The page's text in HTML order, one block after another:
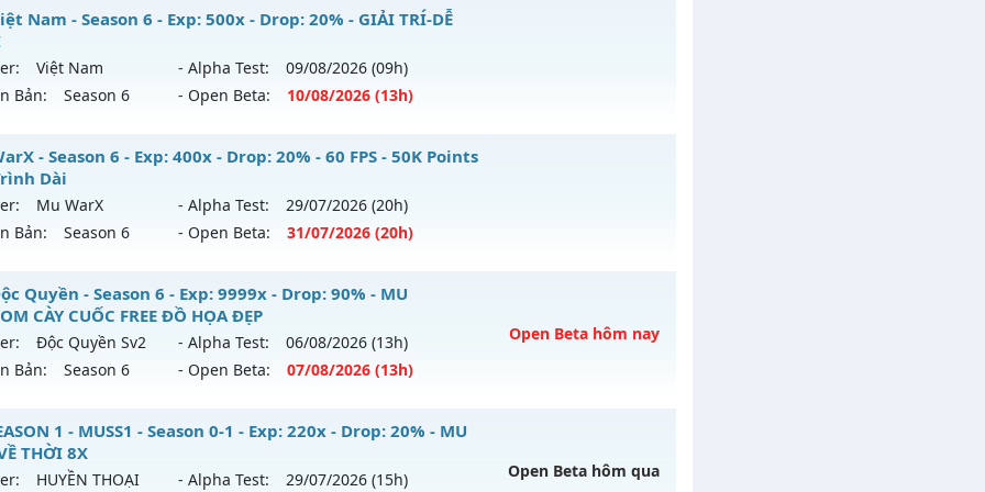
loại: Mu Nguyên bản Webzen
gold
phẩm SS6 2026 - Boss drop 1h/lần, Set tân thủ free
mới ra tháng 07 2026 - Mở máy chủViet Plusvào 13h ngày 30/07/2626
9999x - Drop: 90%
loại: Mu Bán Đồ Full Trong Shop
Phoenix 2026
Nam - Season 6 - Exp: 500x - Drop: 20% - GIẢI TRÍ-DỄ
Việt Nam - Alpha Test: 09/08/2026 (09h)
Bản:
Season 6 - Open Beta: 10/08/2026 (13h)
Việt Nam - GIẢI TRÍ-DỄ CHƠI
mới ra tháng 08 2026 - Mở máy chủViệt Namvào 13h ngày 10/08/2626
500x - Drop: 20%
loại: Mu Nguyên bản Webzen
PRO
- Season 6 - Exp: 400x - Drop: 20% - 60 FPS - 50K Points
Dài
Mu WarX - Alpha Test: 29/07/2026 (20h)
Bản:
Season 6 - Open Beta: 31/07/2026 (20h)
WarX - 60 FPS - 50K Points - Lộ Trình Dài
mới ra tháng 07 2026 - Mở máy chủMu WarXvào 20h ngày 31/07/2626
400x - Drop: 20%
loại: Mu Custom thêm đồ mới
Quyền - Season 6 - Exp: 9999x - Drop: 90% - MU
CÀY CUỐC FREE ĐỒ HỌA ĐẸP
Độc Quyền Sv2 - Alpha Test: 06/08/2026 (13h)
Bản:
Season 6 - Open Beta: 07/08/2026 (13h)
Open Beta hôm nay
Độc Quyền - MU CUSTOM CÀY CUỐC FREE ĐỒ HỌA ĐẸP
mới ra tháng 08 2026 - Mở máy chủĐộc Quyền Sv2
vào 13h ngày 07/08/2626
1 - MUSS1 - Season 0-1 - Exp: 220x - Drop: 20% - MU
THỜI 8X
HUYỀN THOẠI - Alpha Test: 29/07/2026 (15h)
Open Beta hôm qua